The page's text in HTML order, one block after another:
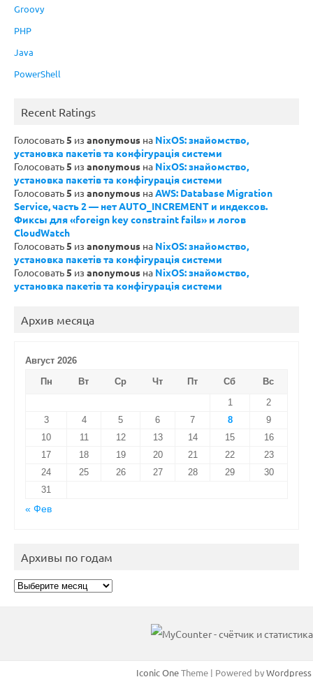
Groovy
PHP
Java
PowerShell
Recent Ratings
Голосовать5 из anonymous на NixOS: знайомство,
установка пакетів та конфігурація системи
Голосовать5 из anonymous на NixOS: знайомство,
установка пакетів та конфігурація системи
Голосовать5 из anonymous наAWS: Database Migration
Service, часть 2 — нет AUTO_INCREMENT и индексов.
Фиксы для «foreign key constraint fails» и логов
CloudWatch
Голосовать5 из anonymous на NixOS: знайомство,
установка пакетів та конфігурація системи
Голосовать5 из anonymous на NixOS: знайомство,
установка пакетів та конфігурація системи
Архив месяца
Август 2026
Пн
Вт Ср Чт Пт Сб
Вс
1
2
3
4 5 6 7 8
9
10
11 12 13 14 15
16
17
18 19 20 21 22
23
24
25 26 27 28 29
30
31
« Фев
Архивы по годам
Архивы
Iconic OneTheme | Powered byWordpress